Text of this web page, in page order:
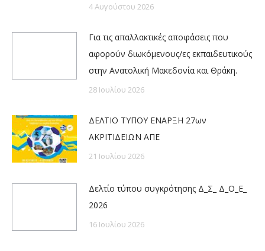
4 Αυγούστου 2026
Για τις απαλλακτικές αποφάσεις που
αφορούν διωκόμενους/ες εκπαιδευτικούς
στην Ανατολική Μακεδονία και Θράκη.
28 Ιουλίου 2026
ΔΕΛΤΙΟ ΤΥΠΟΥ ΕΝΑΡΞΗ 27ων
ΑΚΡΙΤΙΔΕΙΩΝ ΑΠΕ
21 Ιουλίου 2026
Δελτίο τύπου συγκρότησης Δ_Σ_ Δ_Ο_Ε_
2026
16 Ιουλίου 2026